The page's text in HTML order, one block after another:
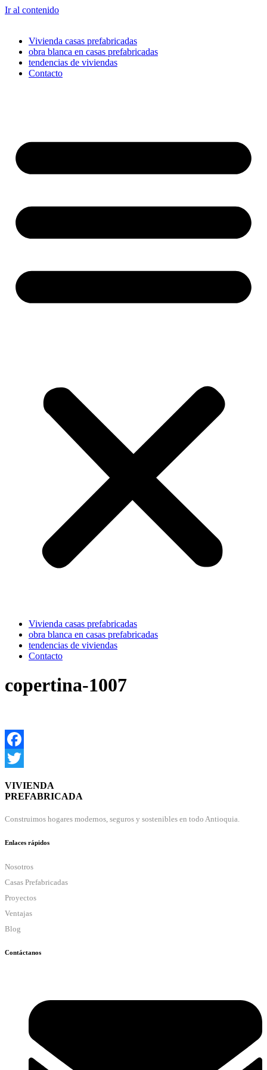
Ir al contenido
Vivienda casas prefabricadas
obra blanca en casas prefabricadas
tendencias de viviendas
Contacto
Vivienda casas prefabricadas
obra blanca en casas prefabricadas
tendencias de viviendas
Contacto
copertina-1007
Facebook
VIVIENDA
PREFABRICADA
Construimos hogares modernos, seguros y sostenibles en todo Antioquia.
Enlaces rápidos
Nosotros
Casas Prefabricadas
Proyectos
Ventajas
Blog
Contáctanos